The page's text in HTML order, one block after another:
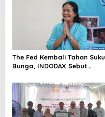
The Fed Kembali Tahan Suku
Bunga, INDODAX Sebut
Sentimen Pasar